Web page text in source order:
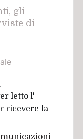
gli
di
letto l'
ricevere la